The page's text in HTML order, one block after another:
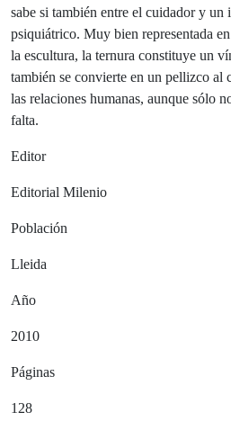
sabe si también entre el cuidador y un
psiquiátrico. Muy bien representada
la escultura, la ternura constituye un
también se convierte en un pellizco al
las relaciones humanas, aunque sólo
falta.
Editor
Editorial Milenio
Población
Lleida
Año
2010
Páginas
128